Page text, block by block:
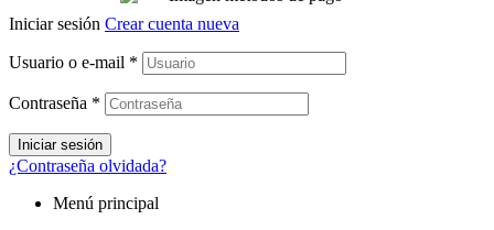
Iniciar sesión Crear cuenta nueva
Usuario o e-mail *
Contraseña *
Iniciar sesión
¿Contraseña olvidada?
Menú principal